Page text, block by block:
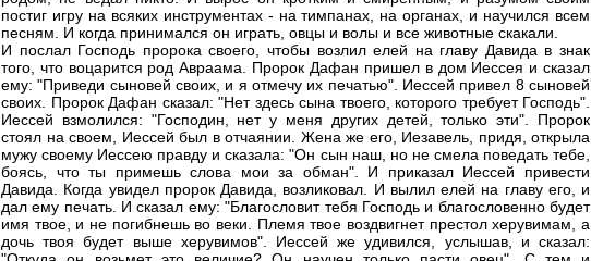
постиг игру на всяких инструментах - на тимпанах, на органах, и научился всем
песням. И когда принимался он играть, овцы и волы и все животные скакали.
И послал Господь пророка своего, чтобы возлил елей на главу Давида в знак
того, что воцарится род Авраама. Пророк Дафан пришел в дом Иессея и сказал
ему: "Приведи сыновей своих, и я отмечу их печатью". Иессей привел 8 сыновей
своих. Пророк Дафан сказал: "Нет здесь сына твоего, которого требует Господь".
Иессей взмолился: "Господин, нет у меня других детей, только эти". Пророк
стоял на своем, Иессей был в отчаянии. Жена же его, Иезавель, придя, открыла
мужу своему Иессею правду и сказала: "Он сын наш, но не смела поведать тебе,
боясь, что ты примешь слова мои за обман". И приказал Иессей привести
Давида. Когда увидел пророк Давида, возликовал. И вылил елей на главу его, и
дал ему печать. И сказал ему: "Благословит тебя Господь и благословенно будет
имя твое, и не погибнешь во веки. Племя твое воздвигнет престол херувимам, а
дочь твоя будет выше херувимов". Иессей же удивился, услышав, и сказал: